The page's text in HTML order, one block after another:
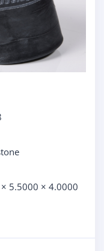
5.5000 × 4.0000